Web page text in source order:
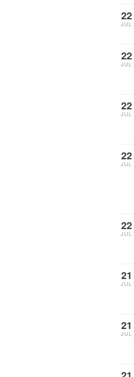
22
JUL
22
JUL
22
JUL
22
JUL
22
JUL
21
JUL
21
JUL